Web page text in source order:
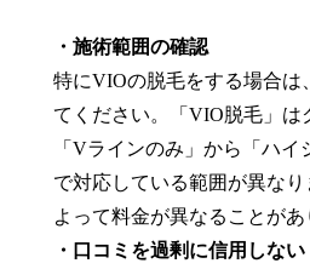
・施術範囲の確認
特にVIOの脱毛をする場合は
てください。「VIO脱毛」は
「Vラインのみ」から「ハイ
で対応している範囲が異な
よって料金が異なることがあ
・口コミを過剰に信用しない